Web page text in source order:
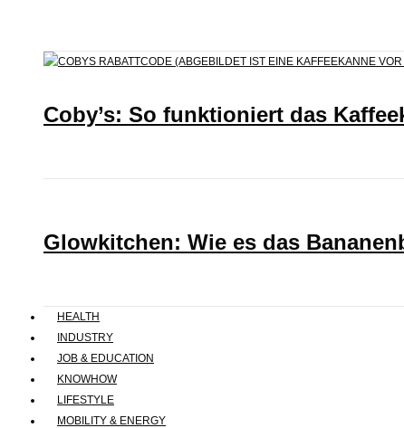
Coby’s: So funktioniert das
Glowkitchen: Wie es das
HEALTH
INDUSTRY
JOB & EDUCATION
KNOWHOW
LIFESTYLE
MOBILITY & ENERGY